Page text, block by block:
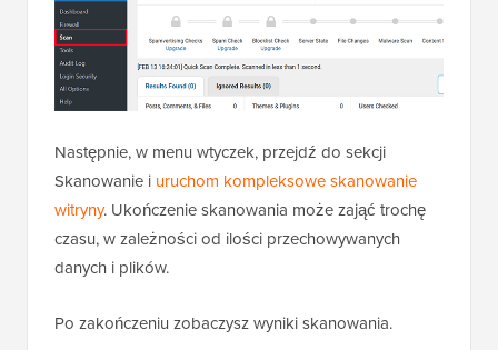
Następnie, w menu wtyczek, przejdź do sekcji
Skanowanie i uruchom kompleksowe skanowanie
witryny. Ukończenie skanowania może zająć trochę
czasu, w zależności od ilości przechowywanych
danych i plików.
Po zakończeniu zobaczysz wyniki skanowania.